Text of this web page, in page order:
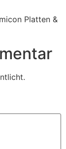
Platten &